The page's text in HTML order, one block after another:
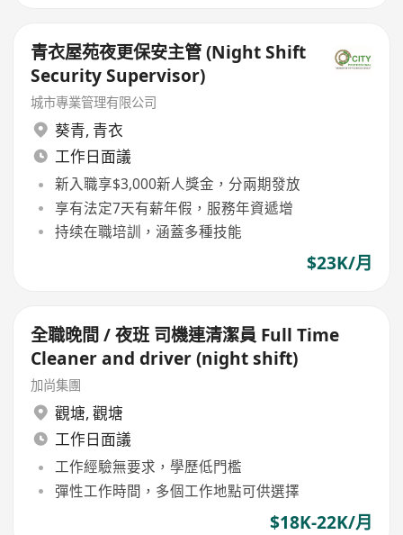
青衣屋苑夜更保安主管 (Night Shift
Security Supervisor)
城市專業管理有限公司
葵青, 青衣
工作日面議
新入職享$3,000新人獎金，分兩期發放
享有法定7天有薪年假，服務年資遞增
持续在職培訓，涵蓋多種技能
$23K/月
全職晚間 / 夜班 司機連清潔員 Full Time
Cleaner and driver (night shift)
加尚集團
觀塘, 觀塘
工作日面議
工作經驗無要求，學歷低門檻
彈性工作時間，多個工作地點可供選擇
$18K-22K/月